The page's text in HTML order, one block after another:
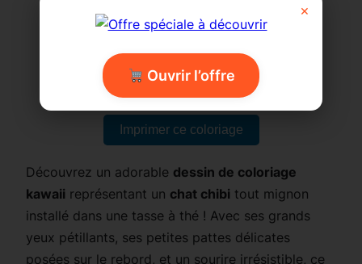
Imprimer ce coloriage
Découvrez un adorable dessin de coloriage
kawaii représentant un chat chibi tout mignon
installé dans une tasse à thé ! Avec ses grands
yeux pétillants, ses petites pattes délicates
posées sur le rebord, et un sourire irrésistible, ce
×
Ouvrir l’offre